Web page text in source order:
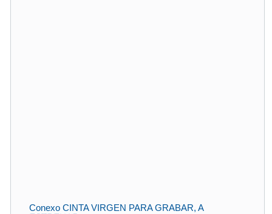
Conexo CINTA VIRGEN PARA GRABAR, A